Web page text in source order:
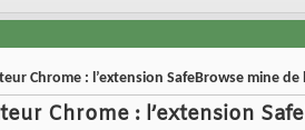
Chrome : l’extension SafeBrowse mine
Chrome : l’extension